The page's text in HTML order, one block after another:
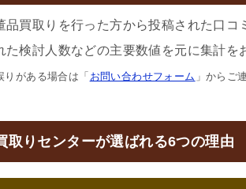
品買取りを行った方から投稿された口
た検討人数などの主要数値を元に集計を
りがある場合は「 お問い合わせフォーム 」からご
取りセンターが選ばれる6つの理由